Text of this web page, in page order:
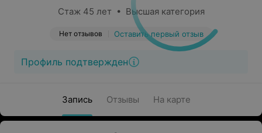
Стаж 45 лет • Высшая категория
Нет отзывов Оставить первый отзыв
Профиль подтвержден
Запись Отзывы На карте